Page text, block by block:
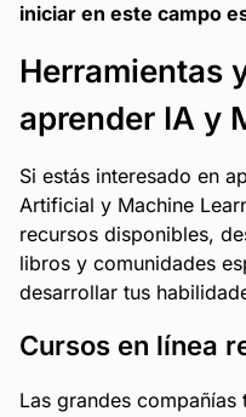
iniciar en este campo
Herramientas
aprender IA y
Si estás interesado en
Artificial y Machine
recursos disponibles,
libros y comunidades
desarrollar tus
Cursos en línea
Las grandes